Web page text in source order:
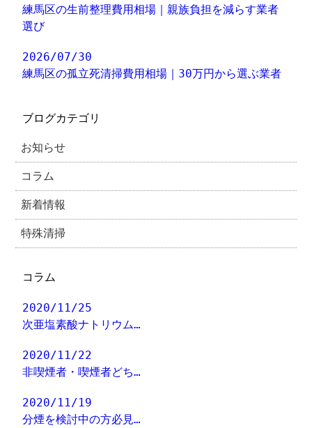
練馬区の生前整理費用相場｜親族負担を減らす業者
選び
2026/07/30
練馬区の孤立死清掃費用相場｜30万円から選ぶ業者
ブログカテゴリ
お知らせ
コラム
新着情報
特殊清掃
コラム
2020/11/25
次亜塩素酸ナトリウム…
2020/11/22
非喫煙者・喫煙者どち…
2020/11/19
分煙を検討中の方必見…